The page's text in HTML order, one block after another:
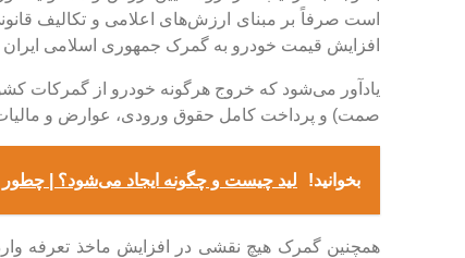
است صرفاً بر مبنای ارزش‌های اعلامی و تکالیف
افزایش قیمت خودرو به گمرک جمهوری اسلامی ایران
یادآور می‌شود که خروج هرگونه خودرو از گمرکات
صمت) و پرداخت کامل حقوق ورودی، عوارض و
بخوانید! لید چیست و چگونه ایجاد می‌شود؟ | چطور
همچنین گمرک هیچ نقشی در افزایش ماخذ تعرفه